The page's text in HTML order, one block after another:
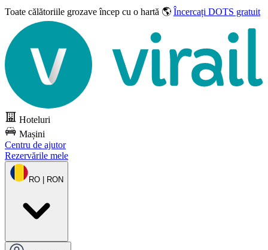
Toate călătoriile grozaveîncep cu o hartă 🌎 Încercați DOTS gratuit
Hoteluri
Mașini
Centru de ajutor
Rezervările mele
RO | RON